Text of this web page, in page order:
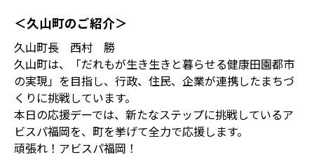
＜久山町のご紹介＞
久山町長 西村 勝
久山町は、「だれもが生き生きと暮らせる健康田園都市
の実現」を目指し、行政、住民、企業が連携したまちづ
くりに挑戦しています。
本日の応援デーでは、新たなステップに挑戦しているア
ビスパ福岡を、町を挙げて全力で応援します。
頑張れ！アビスパ福岡！